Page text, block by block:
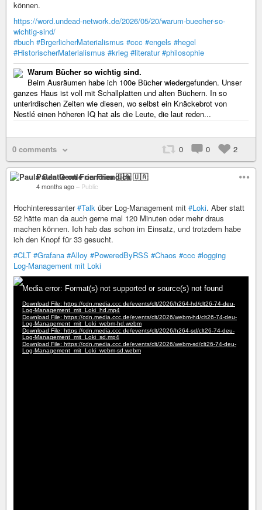
können.
https://word.undead-network.de/2026/05/20/warum-buecher-so-
wichtig-sind/
#buch #BrgerlicherMaterialismus #ccc #engels #hegel
#HistorischerMaterialismus #krieg #literatur #philosophie
Warum Bücher so wichtig sind.
Beim Ausräumen habe ich 100e Bücher wiedergefunden. Unser
ganzes Haus ist voll mit Schallplatten und alten Büchern. In so
unterirdischen Zeiten wie diesen, wo selbst ein Knäckebrot von
Nestlé einen höheren IQ hat als die Leute, die laut reden...
0 comments 0 0 2
Paula Gentle on Friendica 🇺🇦
4 months ago – Public
Hochinteressanter#Talk über Log-Management mit #Loki. Aber statt
52 hätte man da auch gerne mal 120 Minuten oder mehr draus
machen können. Ich hab das schon im Einsatz, und trotzdem habe
ich den Knopf für 33 gesucht.
#CLT #Grafana #Alloy #PoweredByRSS #Chaos #ccc #logging
Log-Management mit Loki